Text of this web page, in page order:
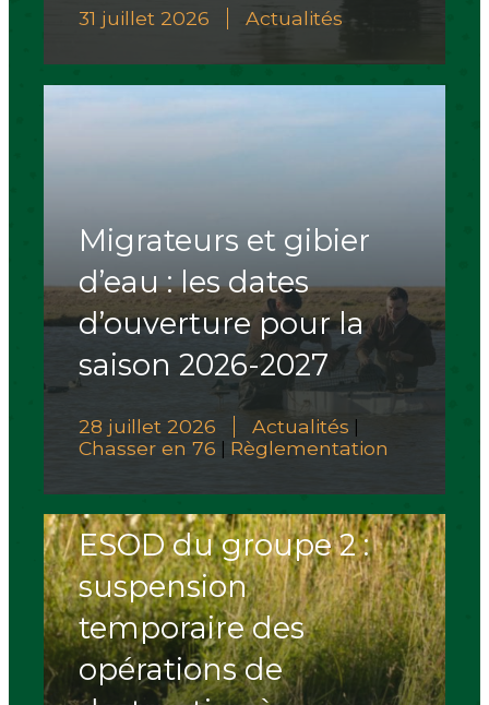
31 juillet 2026 Actualités
Migrateurs et gibier
d’eau : les dates
d’ouverture pour la
saison 2026-2027
28 juillet 2026 Actualités
Chasser en 76 Règlementation
ESOD du groupe 2 :
suspension
temporaire des
opérations de